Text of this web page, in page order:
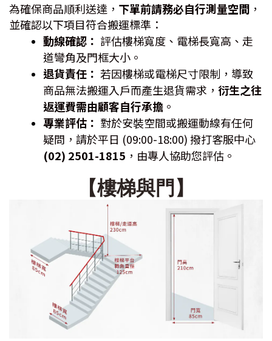
為確保商品順利送達， 下單前請務必自行測量空間 ，
並確認以下項目符合搬運標準：
動線確認： 評估樓梯寬度、電梯長寬高、走
道彎角及門框大小。
退貨責任： 若因樓梯或電梯尺寸限制，導致
商品無法搬運入戶而產生退貨需求， 衍生之往
返運費需由顧客自行承擔 。
專業評估： 對於安裝空間或搬運動線有任何
疑問，請於平日 (09:00-18:00) 撥打客服中心
(02) 2501-1815 ，由專人協助您評估。
【樓梯與門】